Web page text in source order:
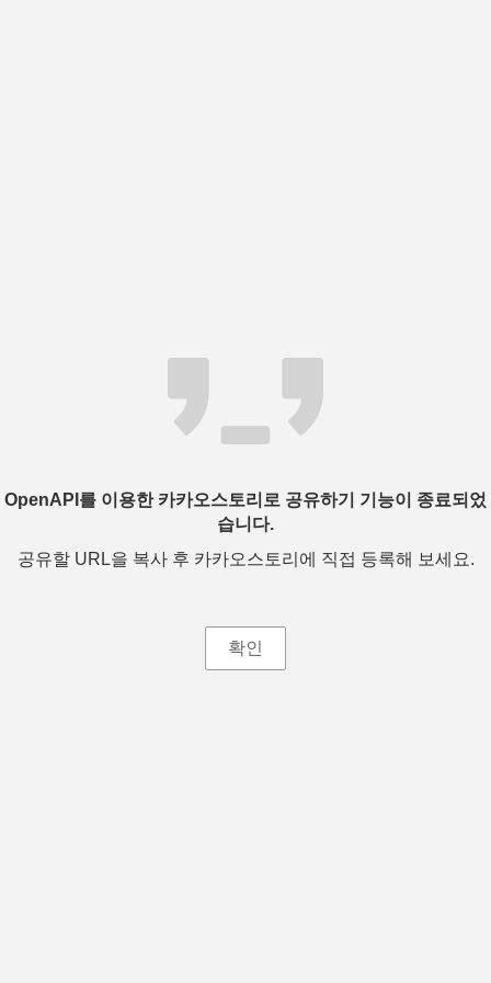
OpenAPI를 이용한 카카오스토리로 공유하기 기능이 종료되었
습니다.
공유할 URL을 복사 후 카카오스토리에 직접 등록해 보세요.
확인